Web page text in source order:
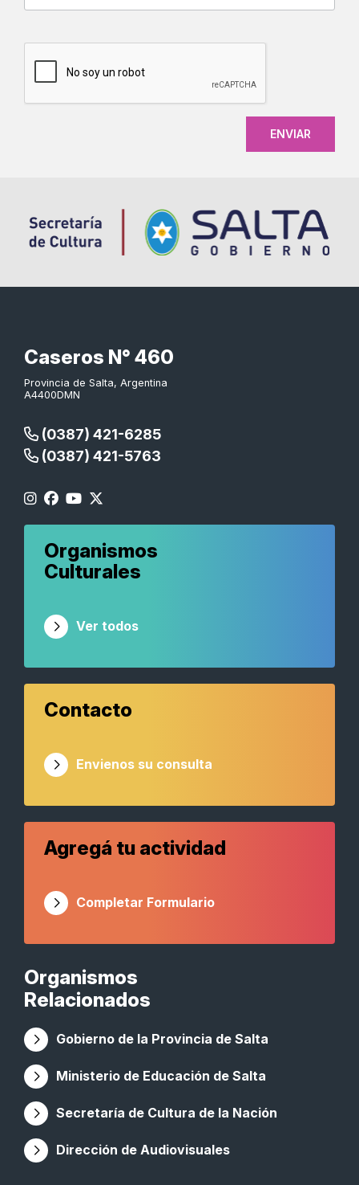
Caseros N° 460
Provincia de Salta, Argentina
A4400DMN
(0387) 421-6285
(0387) 421-5763
Organismos
Relacionados
Gobierno de la Provincia de Salta
Ministerio de Educación de Salta
Secretaría de Cultura de la Nación
Dirección de Audiovisuales
Organismos
Culturales
Ver todos
Contacto
Envienos su consulta
Agregá tu actividad
Completar Formulario